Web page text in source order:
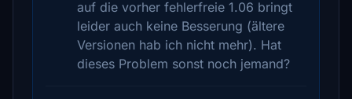
auf die vorher fehlerfreie 1.06 bringt
leider auch keine Besserung (ältere
Versionen hab ich nicht mehr). Hat
dieses Problem sonst noch jemand?